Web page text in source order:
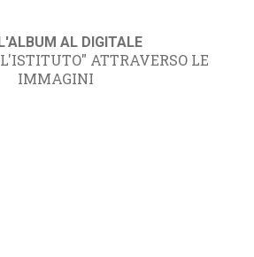
AL DIGITALE
ATTRAVERSO LE
IMMAGINI